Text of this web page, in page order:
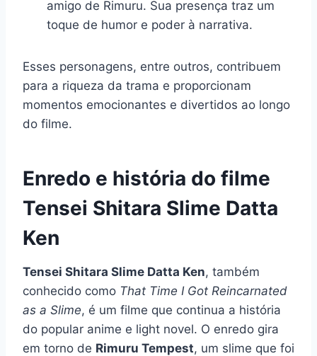
amigo de Rimuru. Sua presença traz um
toque de humor e poder à narrativa.
Esses personagens, entre outros, contribuem
para a riqueza da trama e proporcionam
momentos emocionantes e divertidos ao longo
do filme.
Enredo e história do filme
Tensei Shitara Slime Datta
Ken
Tensei Shitara Slime Datta Ken, também
conhecido como That Time I Got Reincarnated
as a Slime, é um filme que continua a história
do popular anime e light novel. O enredo gira
em torno de Rimuru Tempest, um slime que foi